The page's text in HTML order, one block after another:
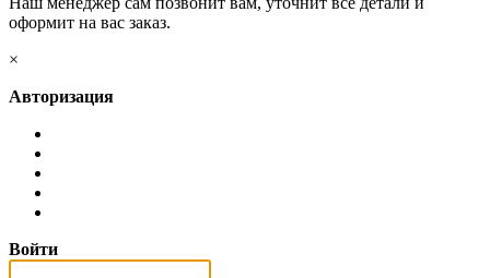
оформит на вас заказ.
×
Авторизация
Войти